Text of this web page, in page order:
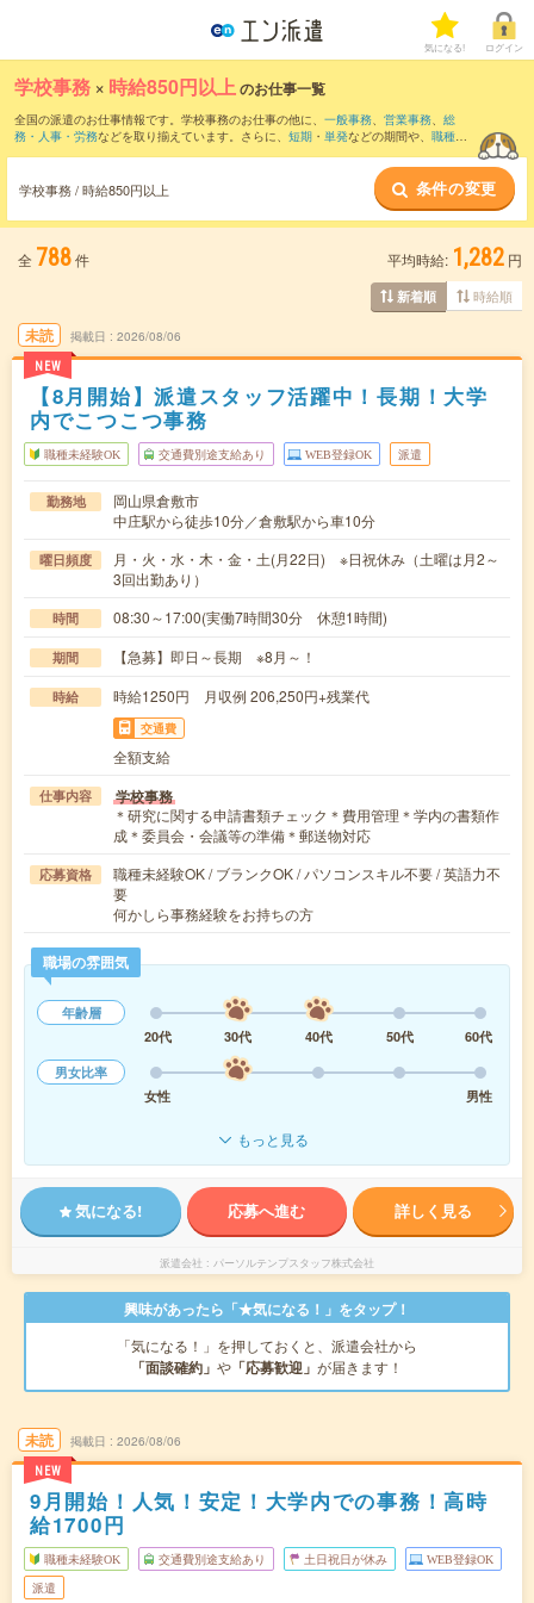
気になる! ログイン
学校事務 × 時給850円以上のお仕事一覧
全国の派遣のお仕事情報です。学校事務のお仕事の他に、 一般事務、 営業事務、 総
務・人事・労務などを取り揃えています。さらに、 短期 ・ 単発などの期間や、 職種未
学校事務 / 時給850円以上 条件の変更
全 788件 平均時給: 1,282 円
新着順 時給順
未読
NEW
掲載日 2026/08/06
【8月開始】派遣スタッフ活躍中！長期！大学
内でこつこつ事務
職種未経験OK 交通費別途支給あり WEB登録OK 派遣
勤務地
岡山県倉敷市
中庄駅から徒歩10分／倉敷駅から車10分
曜日頻度
月・火・水・木・金・土(月22日) ※日祝休み（土曜は月2～
3回出勤あり）
時間 08:30～17:00(実働7時間30分 休憩1時間)
期間 【急募】即日～長期 ※8月～！
時給 時給1250円 月収例 206,250円+残業代
交通費
全額支給
仕事内容 学校事務
＊研究に関する申請書類チェック＊費用管理＊学内の書類作
成＊委員会・会議等の準備＊郵送物対応
応募資格
職種未経験OK / ブランクOK / パソコンスキル不要 / 英語力不
要
何かしら事務経験をお持ちの方
職場の雰囲気
年齢層
20代
30代 40代 50代
60代
男女比率
女性
男性
もっと見る
気になる! 応募へ進む 詳しく見る
派遣会社 パーソルテンプスタッフ株式会社
興味があったら「★気になる！」をタップ！
「気になる！」を押しておくと、派遣会社から
「面談確約」 や 「応募歓迎」 が届きます！
未読
NEW
掲載日 2026/08/06
9月開始！人気！安定！大学内での事務！高時
給1700円
職種未経験OK 交通費別途支給あり 土日祝日が休み WEB登録OK
派遣